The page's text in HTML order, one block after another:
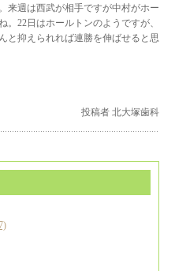
来週は西武が相手ですが中村がホー
22日はホールトンのようですが、
と抑えられれば連勝を伸ばせると思
投稿者 北大塚歯科